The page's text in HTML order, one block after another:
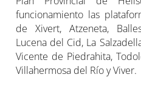
funcionamiento las
de Xivert, Atzeneta,
Lucena del Cid, La
Vicente de Piedrahita,
Villahermosa del Río y Viver.